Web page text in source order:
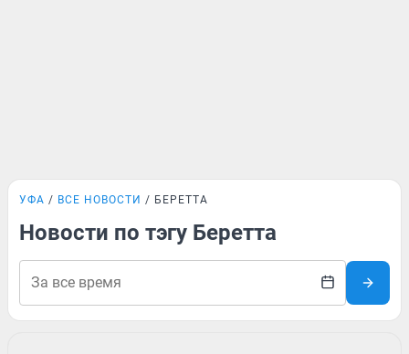
УФА ВСЕ НОВОСТИ БЕРЕТТА
Новости по тэгу Беретта